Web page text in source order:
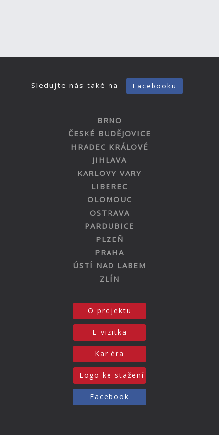
Sledujte nás také na Facebooku
BRNO
ČESKÉ BUDĚJOVICE
HRADEC KRÁLOVÉ
JIHLAVA
KARLOVY VARY
LIBEREC
OLOMOUC
OSTRAVA
PARDUBICE
PLZEŇ
PRAHA
ÚSTÍ NAD LABEM
ZLÍN
O projektu
E-vizitka
Kariéra
Logo ke stažení
Facebook